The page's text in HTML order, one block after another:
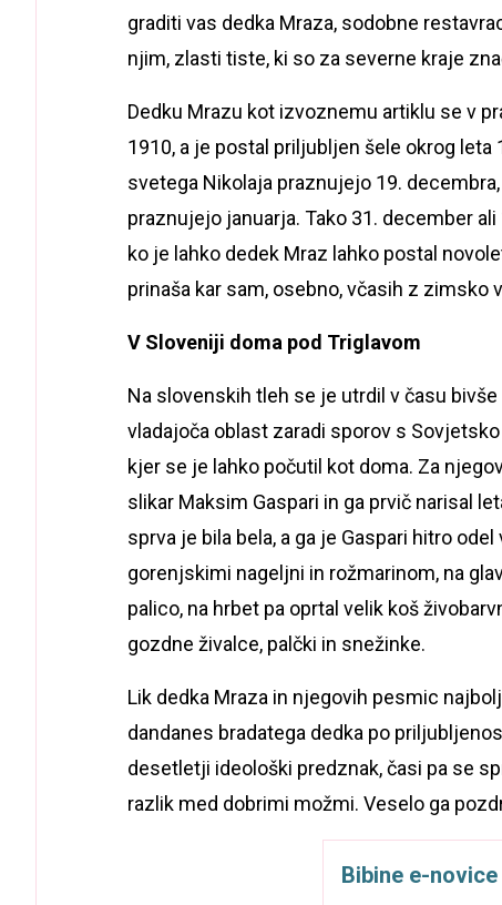
graditi vas dedka Mraza, sodobne
njim, zlasti tiste, ki so za severne kraje
Dedku Mrazu kot izvoznemu artiklu se v
1910, a je postal priljubljen šele okrog
svetega Nikolaja praznujejo 19.
praznujejo januarja. Tako 31. december
ko je lahko dedek Mraz lahko postal
prinaša kar sam, osebno, včasih z zimsko
V Sloveniji doma pod Triglavom
Na slovenskih tleh se je utrdil v času
vladajoča oblast zaradi sporov s
kjer se je lahko počutil kot doma. Za
slikar Maksim Gaspari in ga prvič narisal
sprva je bila bela, a ga je Gaspari hitro
gorenjskimi nageljni in rožmarinom, na
palico, na hrbet pa oprtal velik koš
gozdne živalce, palčki in snežinke.
Lik dedka Mraza in njegovih pesmic
dandanes bradatega dedka po
desetletji ideološki predznak, časi pa se
razlik med dobrimi možmi. Veselo ga
Bibine e-novice